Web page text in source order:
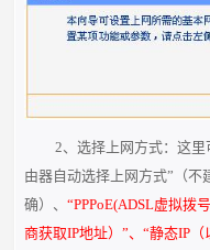
2、选择上网方式：这
由器自动选择上网方式”（不
确）、“PPPoE(ADSL虚拟拨
商获取IP地址）”、“静态IP